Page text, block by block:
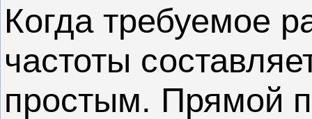
Когда требуемое
частоты
простым. Прямой